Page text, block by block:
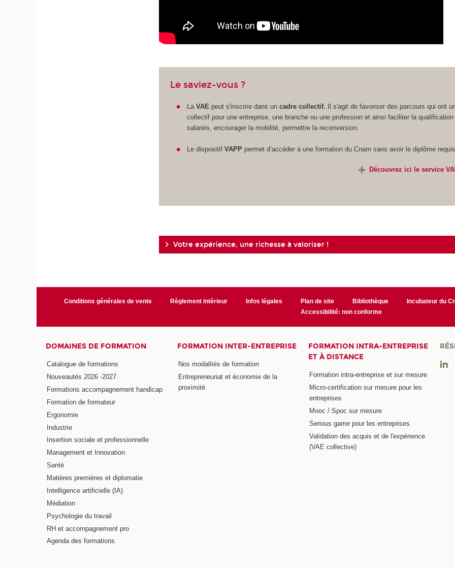
Le saviez-vous ?
La VAE peut s'inscrire dans uncadre collectif. Il s'agit de favoriser des parcours qui ont
collectif pour une entreprise, une branche ou une profession et ainsi faciliter la qualification
salariés, encourager la mobilité, permettre la reconversion.
Le dispositif VAPPpermet d’accéder à une formation du Cnam sans avoir le diplôme
Découvrez ici le service
Votre expérience, une richesse à valoriser !
Conditions générales de vente Règlement intérieur Infos légales Plan de site Bibliothèque Incubateur du
Accessibilité: non conforme
DOMAINES DE FORMATION
Catalogue de formations
Nouveautés 2026 -2027
Formations accompagnement handicap
Formation de formateur
Ergonomie
Industrie
Insertion sociale et professionnelle
Management et Innovation
Santé
Matières premières et diplomatie
Intelligence artificielle (IA)
Médiation
Psychologie du travail
RH et accompagnement pro
Agenda des formations
FORMATION INTER-ENTREPRISE
Nos modalités de formation
Entrepreneuriat et économie de la
proximité
FORMATION INTRA-ENTREPRISE
ET À DISTANCE
Formation intra-entreprise et sur mesure
Micro-certification sur mesure pour les
entreprises
Mooc / Spoc sur mesure
Serious game pour les entreprises
Validation des acquis et de l'expérience
(VAE collective)